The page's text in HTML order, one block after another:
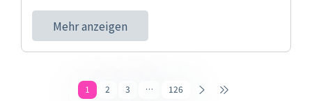
Mehr anzeigen
1 2 3 … 126